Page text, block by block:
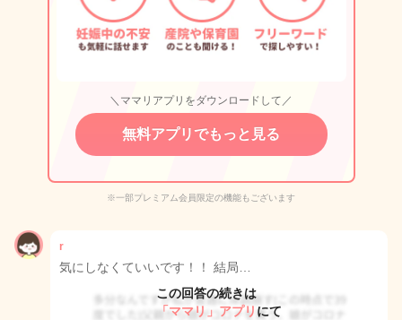
＼ママリアプリをダウンロードして／
無料アプリでもっと見る
※一部プレミアム会員限定の機能もございます
r
気にしなくていいです！！ 結局…
この回答の続きは
「ママリ」アプリ にて